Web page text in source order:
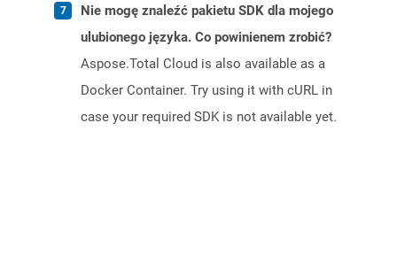
Nie mogę znaleźć pakietu SDK dla mojego
ulubionego języka. Co powinienem zrobić?
Aspose.Total Cloud is also available as a
Docker Container. Try using it with cURL in
case your required SDK is not available yet.